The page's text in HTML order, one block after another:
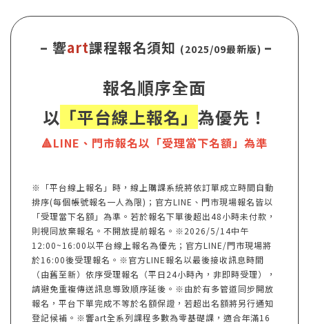
– 響art課程報名須知 (2025/09最新版) –
報名順序全面
以 「平台線上報名」 為優先！
🔺LINE、門市報名以「受理當下名額」為準
※「平台線上報名」時，線上購課系統將依訂單成立時間自動
排序(每個帳號報名一人為限)；官方LINE、門市現場報名皆以
「受理當下名額」為準。若於報名下單後超出48小時未付款，
則視同放棄報名。不開放提前報名。※2026/5/14中午
12:00~16:00以平台線上報名為優先；官方LINE/門市現場將
於16:00後受理報名。※官方LINE報名以最後接收訊息時間
（由舊至新）依序受理報名（平日24小時內，非即時受理），
請避免重複傳送訊息導致順序延後。※由於有多管道同步開放
報名，平台下單完成不等於名額保證，若超出名額將另行通知
登記候補。※響art全系列課程多數為零基礎課，適合年滿16